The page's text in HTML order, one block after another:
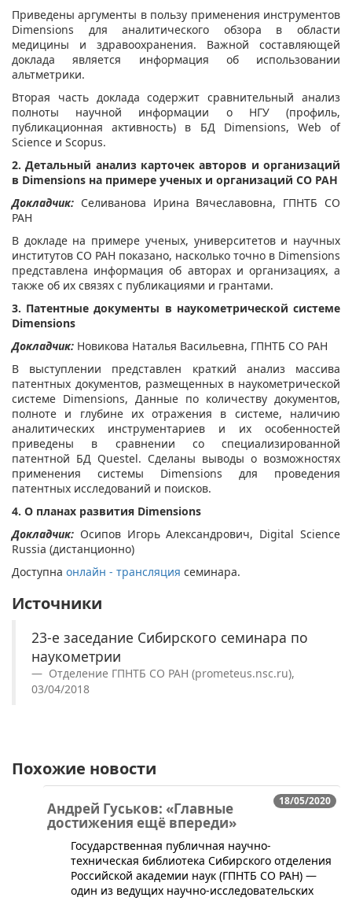
Приведены аргументы в пользу применения инструментов
Dimensions для аналитического обзора в области
медицины и здравоохранения. Важной составляющей
доклада является информация об использовании
альтметрики.
Вторая часть доклада содержит сравнительный анализ
полноты научной информации о НГУ (профиль,
публикационная активность) в БД Dimensions, Web of
Science и Scopus.
2. Детальный анализ карточек авторов и организаций
в Dimensions на примере ученых и организаций СО РАН
Докладчик: Селиванова Ирина Вячеславовна, ГПНТБ СО
РАН
В докладе на примере ученых, университетов и научных
институтов СО РАН показано, насколько точно в Dimensions
представлена информация об авторах и организациях, а
также об их связях с публикациями и грантами.
3. Патентные документы в наукометрической системе
Dimensions
Докладчик: Новикова Наталья Васильевна, ГПНТБ СО РАН
В выступлении представлен краткий анализ массива
патентных документов, размещенных в наукометрической
системе Dimensions, Данные по количеству документов,
полноте и глубине их отражения в системе, наличию
аналитических инструментариев и их особенностей
приведены в сравнении со специализированной
патентной БД Questel. Сделаны выводы о возможностях
применения системы Dimensions для проведения
патентных исследований и поисков.
4. О планах развития Dimensions
Докладчик: Осипов Игорь Александрович, Digital Science
Russia (дистанционно)
Доступна онлайн - трансляция семинара.
Источники
23-е заседание Сибирского семинара по
наукометрии
Отделение ГПНТБ СО РАН (prometeus.nsc.ru),
03/04/2018
Похожие новости
18/05/2020
Андрей Гуськов: «Главные
достижения ещё впереди»
Государственная публичная научно-
техническая библиотека Сибирского отделения
Российской академии наук (ГПНТБ СО РАН) —
один из ведущих научно-исследовательских